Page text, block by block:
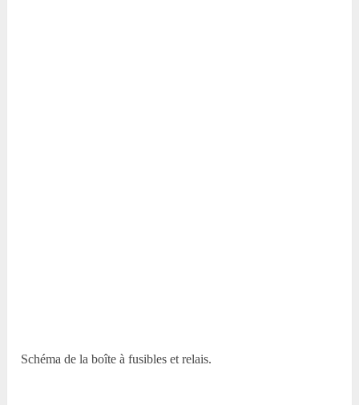
Schéma de la boîte à fusibles et relais.